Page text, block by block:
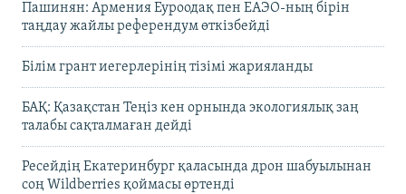
Пашинян: Армения Еуроодақ пен ЕАЭО-ның бірін
таңдау жайлы референдум өткізбейді
Білім грант иегерлерінің тізімі жарияланды
БАҚ: Қазақстан Теңіз кен орнында экологиялық заң
талабы сақталмаған дейді
Ресейдің Екатеринбург қаласында дрон шабуылынан
соң Wildberries қоймасы өртенді